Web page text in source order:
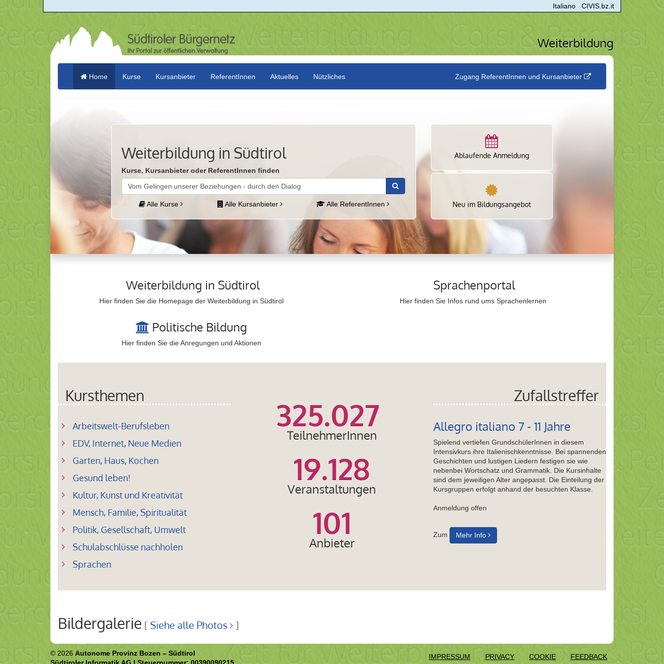
Italiano CIVIS.bz.it
Weiterbildung
Home Kurse Kursanbieter ReferentInnen Aktuelles Nützliches Zugang ReferentInnen und Kursanbieter
Weiterbildung in Südtirol
Kurse, Kursanbieter oder ReferentInnen finden
Alle Kurse Alle Kursanbieter Alle ReferentInnen
Ablaufende Anmeldung
Neu im Bildungsangebot
Weiterbildung in Südtirol
Hier finden Sie die Homepage der Weiterbildung in Südtirol
Sprachenportal
Hier finden Sie Infos rund ums Sprachenlernen
Politische Bildung
Hier finden Sie die Anregungen und Aktionen
Kursthemen
Arbeitswelt-Berufsleben
EDV, Internet, Neue Medien
Garten, Haus, Kochen
Gesund leben!
Kultur, Kunst und Kreativität
Mensch, Familie, Spiritualität
Politik, Gesellschaft, Umwelt
Schulabschlüsse nachholen
Sprachen
325.027
TeilnehmerInnen
19.128
Veranstaltungen
101
Anbieter
Zufallstreffer
Allegro italiano 7 - 11 Jahre
Spielend vertiefen GrundschülerInnen in diesem
Intensivkurs ihre Italienischkenntnisse. Bei spannenden
Geschichten und lustigen Liedern festigen sie wie
nebenbei Wortschatz und Grammatik. Die Kursinhalte
sind dem jeweiligen Alter angepasst. Die Einteilung der
Kursgruppen erfolgt anhand der besuchten Klasse.
Anmeldung offen
Zum Mehr Info
Bildergalerie [ Siehe alle Photos ]
© 2026 Autonome Provinz Bozen – Südtirol
IMPRESSUM PRIVACY COOKIE FEEDBACK